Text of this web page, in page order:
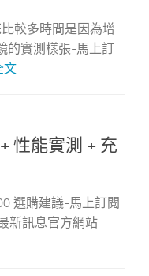
較多時間是因為增
的實測樣張-馬上訂
文
性能實測 + 充
選購建議-馬上訂閱
新訊息官方網站